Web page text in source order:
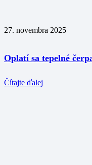
27. novembra 2025
Oplatí sa tepelné
Čítajte ďalej